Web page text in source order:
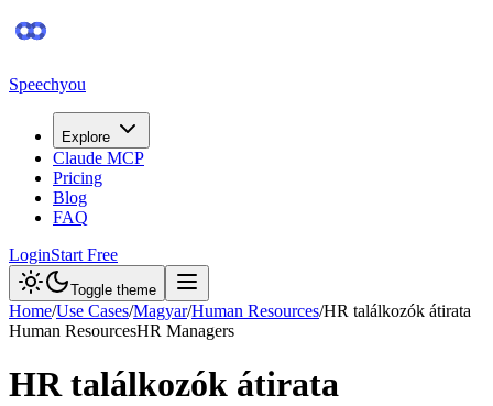
Speechyou
Explore
Claude MCP
Pricing
Blog
FAQ
LoginStart Free
Toggle theme
Home/Use Cases/Magyar/Human Resources/HR találkozók átirata
Human ResourcesHR Managers
HR találkozók átirata